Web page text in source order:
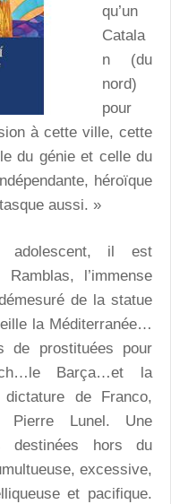
qu’un
Catala
n (du
nord)
pour
à cette ville, cette
du génie et celle du
héroïque
aussi. »
adolescent, il est
l’immense
de la statue
la Méditerranée…
de prostituées pour
Barça…et la
de Franco,
Pierre Lunel. Une
destinées hors du
excessive,
et pacifique.